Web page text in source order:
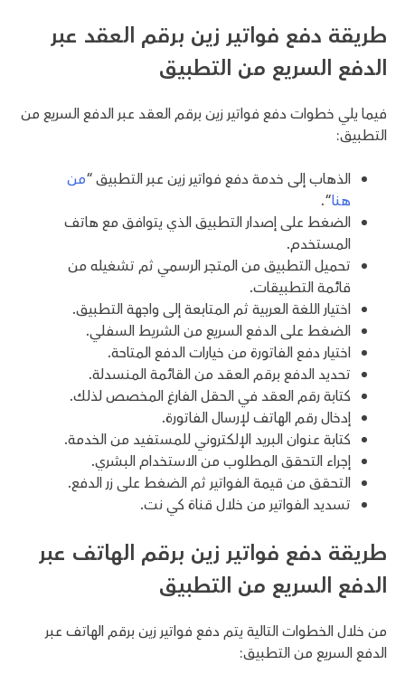
طريقة دفع فواتير زين برقم العقد عبر
الدفع السريع من التطبيق
فيما يلي خطوات دفع فواتير زين برقم العقد عبر الدفع السريع من
التطبيق:
الذهاب إلى خدمة دفع فواتير زين عبر التطبيق “من
هنا“.
الضغط على إصدار التطبيق الذي يتوافق مع هاتف
المستخدم.
تحميل التطبيق من المتجر الرسمي ثم تشغيله من
قائمة التطبيقات.
اختيار اللغة العربية ثم المتابعة إلى واجهة التطبيق.
الضغط على الدفع السريع من الشريط السفلي.
اختيار دفع الفاتورة من خيارات الدفع المتاحة.
تحديد الدفع برقم العقد من القائمة المنسدلة.
كتابة رقم العقد في الحقل الفارغ المخصص لذلك.
إدخال رقم الهاتف لإرسال الفاتورة.
كتابة عنوان البريد الإلكتروني للمستفيد من الخدمة.
إجراء التحقق المطلوب من الاستخدام البشري.
التحقق من قيمة الفواتير ثم الضغط على زر الدفع.
تسديد الفواتير من خلال قناة كي نت.
طريقة دفع فواتير زين برقم الهاتف عبر
الدفع السريع من التطبيق
من خلال الخطوات التالية يتم دفع فواتير زين برقم الهاتف عبر
الدفع السريع من التطبيق: